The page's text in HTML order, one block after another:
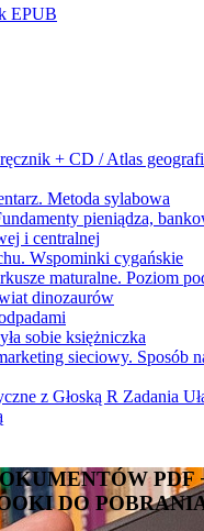
EPUB
+ CD / Atlas
Metoda sylabowa
pieniądza,
i centralnej
Wspominki cygańskie
maturalne. Poziom
dinozaurów
sobie księżniczka
sieciowy. Sposób
z Głoską R Zadania
PDF
DO